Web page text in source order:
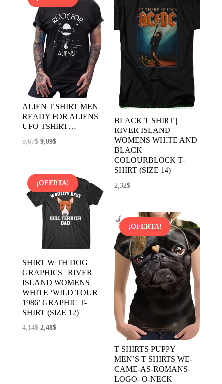
1,56$.1,12$.
ALIEN T SHIRT MEN
READY FOR ALIENS
UFO TSHIRT…
9,67$ El
era:
9,67$.
9,09$El
es:
9,09$.
BLACK T SHIRT |
RIVER ISLAND
WOMENS WHITE AND
BLACK
COLOURBLOCK T-
SHIRT (SIZE 14)
2,32$
¡OFERTA!
SHIRT WITH DOG
GRAPHICS | RIVER
ISLAND WOMENS
WHITE ‘WILD TOUR
1986’ GRAPHIC T-
SHIRT (SIZE 12)
4,14$ El
2,48$El
¡OFERTA!
T SHIRTS PUPPY |
MEN’S T SHIRTS WE-
CAME-AS-ROMANS-
LOGO- O-NECK